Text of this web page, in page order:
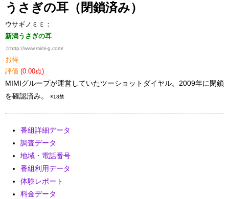
うさぎの耳（閉鎖済み）
ウサギノミミ：
新潟うさぎの耳
☆ http://www.mimi-g.com/
お得
評価 (0.00点)
MIMIグループが運営していたツーショットダイヤル。2009年に閉鎖
を確認済み。
※18禁
番組詳細データ
調査データ
地域・電話番号
番組利用データ
体験レポート
料金データ